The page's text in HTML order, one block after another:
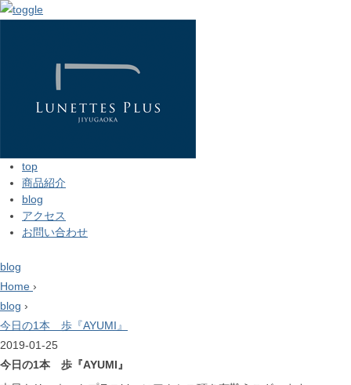
top
商品紹介
blog
アクセス
お問い合わせ
blog
Home ›
blog ›
今日の1本 歩『AYUMI』
2019-01-25
今日の1本 歩『AYUMI』